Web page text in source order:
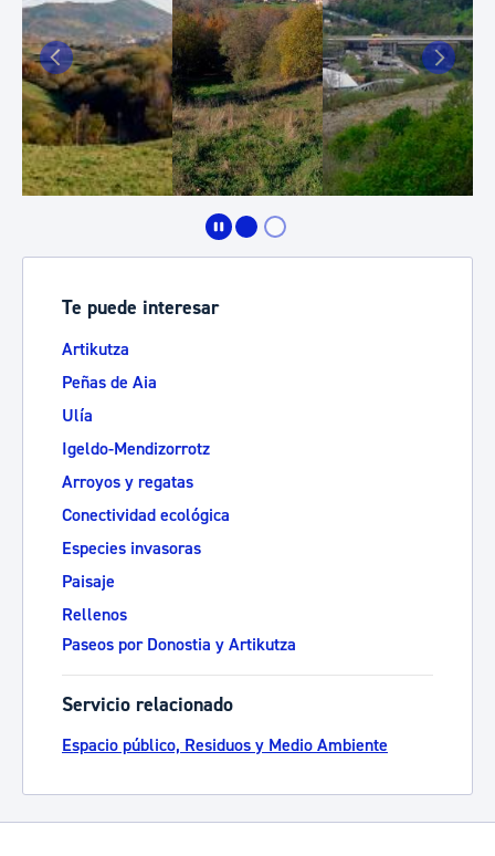
Te puede interesar
Artikutza
Peñas de Aia
Ulía
Igeldo-Mendizorrotz
Arroyos y regatas
Conectividad ecológica
Especies invasoras
Paisaje
Rellenos
Paseos por Donostia y Artikutza
Servicio relacionado
Espacio público, Residuos y Medio Ambiente